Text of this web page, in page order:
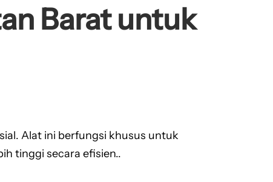
Barat untuk
Alat ini berfungsi khusus untuk
tinggi secara efisien..